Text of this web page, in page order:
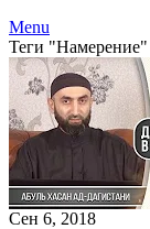
Menu
Теги "Намерение"
Сен 6, 2018